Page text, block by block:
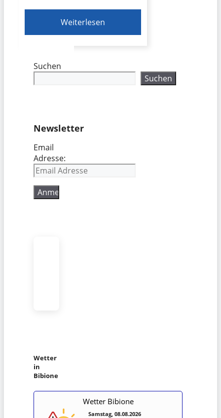
Weiterlesen
Suchen
Suchen
Newsletter
Email
Adresse:
Wetter
in
Bibione
Wetter Bibione
Samstag, 08.08.2026